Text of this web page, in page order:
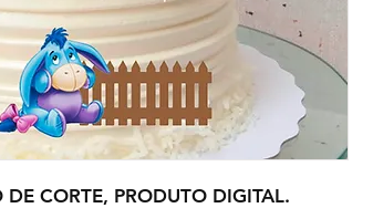
DE CORTE, PRODUTO DIGITAL.